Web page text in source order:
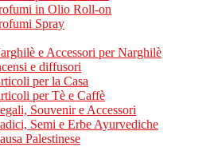
in Olio Roll-on
Spray
e Accessori per Narghilè
e diffusori
per la Casa
per Tè e Caffè
Souvenir e Accessori
Semi e Erbe Ayurvediche
Palestinese